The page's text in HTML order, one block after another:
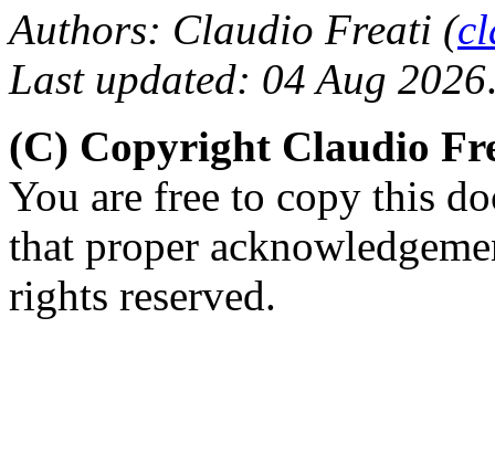
Authors: Claudio Freati (
Last updated: 04 Aug 2026
(C) Copyright Claudio
You are free to copy this
that proper
rights reserved.